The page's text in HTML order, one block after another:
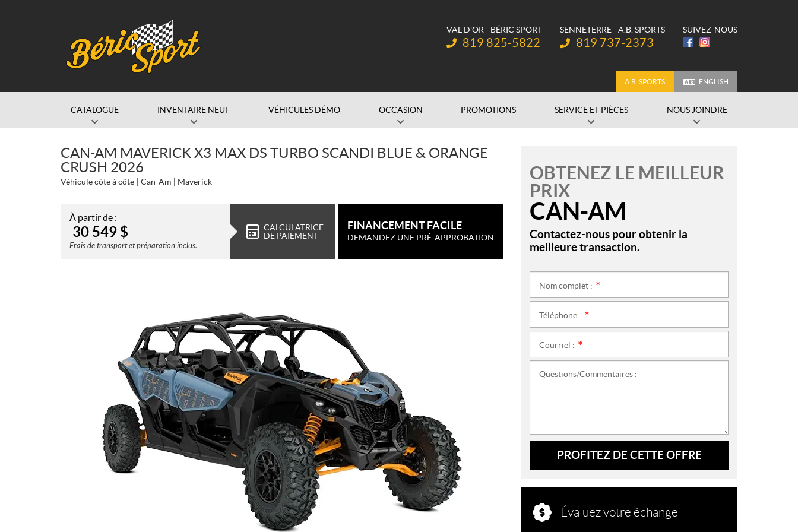
VAL D'OR - BÉRIC SPORT
Téléphone :
819 825-5822
SENNETERRE - A.B. SPORTS
Téléphone :
819 737-2373
SUIVEZ-NOUS
A.B. SPORTS ENGLISH
CATALOGUE INVENTAIRE NEUF VÉHICULES DÉMO OCCASION PROMOTIONS SERVICE ET PIÈCES NOUS JOINDRE
CAN-AM MAVERICK X3 MAX DS TURBO SCANDI BLUE & ORANGE
CRUSH 2026
Véhicule côte à côte Can-Am Maverick
À partir de :
30 549 $
Frais de transport et préparation inclus.
CALCULATRICE
DE PAIEMENT
FINANCEMENT FACILE
DEMANDEZ UNE PRÉ-APPROBATION
OBTENEZ LE MEILLEUR
PRIX
CAN-AM
Contactez-nous pour obtenir la
meilleure transaction.
Nom complet :
Téléphone :
Courriel :
Questions/Commentaires :
PROFITEZ DE CETTE OFFRE
Évaluez votre échange